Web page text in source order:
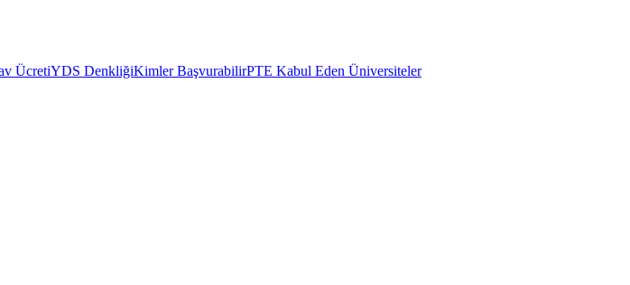
ÜcretiYDS DenkliğiKimler BaşvurabilirPTE Kabul Eden Üniversiteler